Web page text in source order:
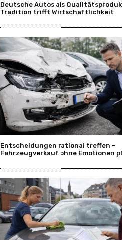
Deutsche Autos als
Tradition trifft Wirtschaftlichkeit
Entscheidungen rational treffen –
Fahrzeugverkauf ohne Emotionen